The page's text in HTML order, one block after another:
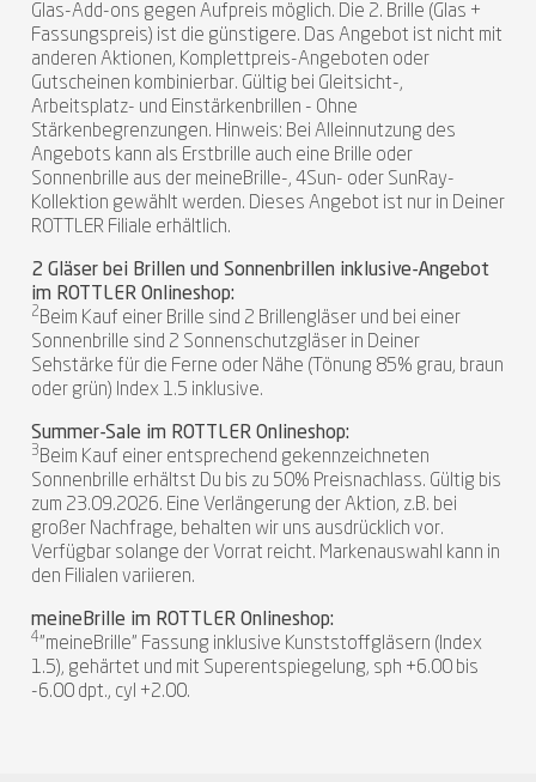
Glas-Add-ons gegen Aufpreis möglich. Die 2. Brille (Glas +
Fassungspreis) ist die günstigere. Das Angebot ist nicht mit
anderen Aktionen, Komplettpreis-Angeboten oder
Gutscheinen kombinierbar. Gültig bei Gleitsicht-,
Arbeitsplatz- und Einstärkenbrillen - Ohne
Stärkenbegrenzungen. Hinweis: Bei Alleinnutzung des
Angebots kann als Erstbrille auch eine Brille oder
Sonnenbrille aus der meineBrille-, 4Sun- oder SunRay-
Kollektion gewählt werden. Dieses Angebot ist nur in Deiner
ROTTLER Filiale erhältlich.
2 Gläser bei Brillen und Sonnenbrillen inklusive-Angebot
im ROTTLER Onlineshop:
2 Beim Kauf einer Brille sind 2 Brillengläser und bei einer
Sonnenbrille sind 2 Sonnenschutzgläser in Deiner
Sehstärke für die Ferne oder Nähe (Tönung 85% grau, braun
oder grün) Index 1.5 inklusive.
Summer-Sale im ROTTLER Onlineshop:
3 Beim Kauf einer entsprechend gekennzeichneten
Sonnenbrille erhältst Du bis zu 50% Preisnachlass. Gültig bis
zum 23.09.2026. Eine Verlängerung der Aktion, z.B. bei
großer Nachfrage, behalten wir uns ausdrücklich vor.
Verfügbar solange der Vorrat reicht. Markenauswahl kann in
den Filialen variieren.
meineBrille im ROTTLER Onlineshop:
4"meineBrille" Fassung inklusive Kunststoffgläsern (Index
1.5), gehärtet und mit Superentspiegelung, sph +6.00 bis
-6.00 dpt., cyl +2.00.